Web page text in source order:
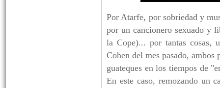
Por Atarfe, por sobriedad y
por un cancionero sexuado y
la Cope)... por tantas cosas,
Cohen del mes pasado,
guateques en los tiempos de
En este caso, remozando un